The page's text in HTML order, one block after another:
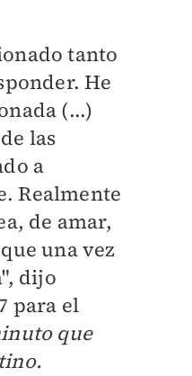
tanto
He
(...)
las
a
Realmente
de amar,
una vez
dijo
para el
que